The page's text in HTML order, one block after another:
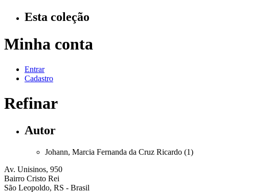
Esta coleção
Minha conta
Entrar
Cadastro
Refinar
Autor
Johann, Marcia Fernanda da Cruz Ricardo (1)
Av. Unisinos, 950
Bairro Cristo Rei
São Leopoldo, RS - Brasil